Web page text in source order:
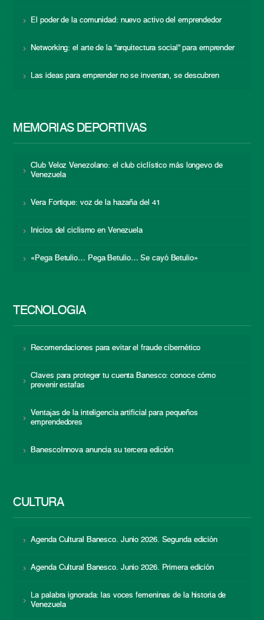
El poder de la comunidad: nuevo activo del emprendedor
Networking: el arte de la “arquitectura social” para emprender
Las ideas para emprender no se inventan, se descubren
MEMORIAS DEPORTIVAS
Club Veloz Venezolano: el club ciclístico más longevo de
Venezuela
Vera Fortique: voz de la hazaña del 41
Inicios del ciclismo en Venezuela
«Pega Betulio… Pega Betulio… Se cayó Betulio»
TECNOLOGÍA
Recomendaciones para evitar el fraude cibernético
Claves para proteger tu cuenta Banesco: conoce cómo
prevenir estafas
Ventajas de la inteligencia artificial para pequeños
emprendedores
BanescoInnova anuncia su tercera edición
CULTURA
Agenda Cultural Banesco. Junio 2026. Segunda edición
Agenda Cultural Banesco. Junio 2026. Primera edición
La palabra ignorada: las voces femeninas de la historia de
Venezuela